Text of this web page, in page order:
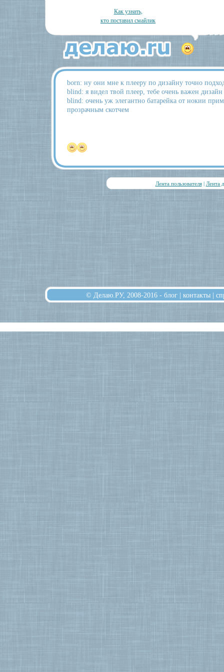
Как узнать,
кто поставил смайлик
born: ну они мне к плееру по дизайну точно
blind: я видел твой плеер, тебе очень важен дизайн
blind: очень уж элегантно батарейка от нокии
прозрачным скотчем
Лента пользователя| Лента
© Делаю.РУ, 2008-2016 - блог | контакты |